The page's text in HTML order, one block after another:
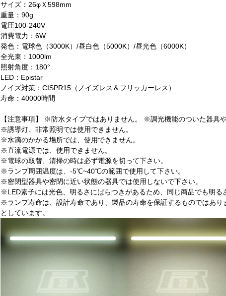
サイズ：26φＸ598mm
重量：90g
電圧100-240V
消費電力：6W
発色：電球色（3000K）/昼白色（5000K）/昼光色（6000K）
全光束：1000lm
照射角度：180°
LED：Epistar
ノイズ対策：CISPR15（ノイズレス＆フリッカーレス）
寿命：40000時間
【注意事項】 ※防水タイプではありません。 ※調光機能のついた器具
※誘導灯、非常照明では使用できません。
※水滴のかかる場所では、使用できません。
※直流電源では、使用できません。
※電球の取替、清掃の時は必ず電源を切って下さい。
※ランプ周囲温度は、-5℃~40℃の範囲で使用して下さい。
※密閉型器具や密閉に近い状態の器具では使用しないで下さい。
※LED素子には光色、明るさにばらつきがあるため、同じ商品でも明る
※ランプ寿命は、設計寿命であり、製品の寿命を保証するものではあ
としています。